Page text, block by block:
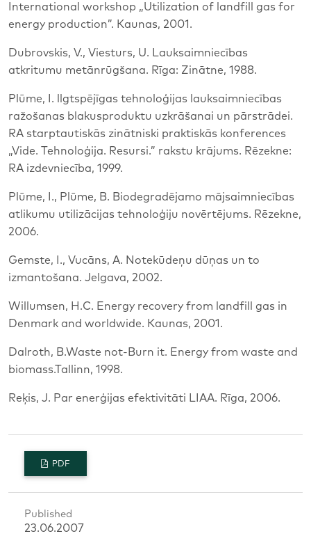
International workshop „Utilization of landfill gas for
energy production”. Kaunas, 2001.
Dubrovskis, V., Viesturs, U. Lauksaimniecības
atkritumu metānrūgšana. Rīga: Zinātne, 1988.
Plūme, I. llgtspējīgas tehnoloģijas lauksaimniecības
ražošanas blakusproduktu uzkrāšanai un pārstrādei.
RA starptautiskās zinātniski praktiskās konferences
„Vide. Tehnoloģija. Resursi.” rakstu krājums. Rēzekne:
RA izdevniecība, 1999.
Plūme, I., Plūme, B. Biodegradējamo mājsaimniecības
atlikumu utilizācijas tehnoloģiju novērtējums. Rēzekne,
2006.
Gemste, I., Vucāns, A. Notekūdeņu dūņas un to
izmantošana. Jelgava, 2002.
Willumsen, H.C. Energy recovery from landfill gas in
Denmark and worldwide. Kaunas, 2001.
Dalroth, B.Waste not-Burn it. Energy from waste and
biomass.Tallinn, 1998.
Reķis, J. Par enerģijas efektivitāti LIAA. Rīga, 2006.
PDF
Published
23.06.2007